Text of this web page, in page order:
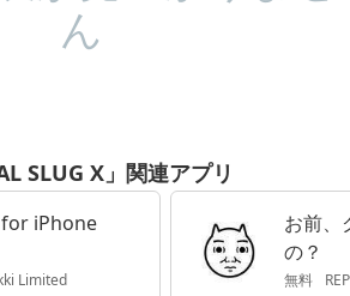
ん
SLUG X」関連アプリ
iPhone
Limited
お前、
の？
無料